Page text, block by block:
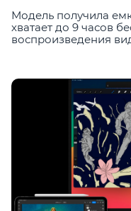
Модель получила
хватает до 9 часов
воспроизведения